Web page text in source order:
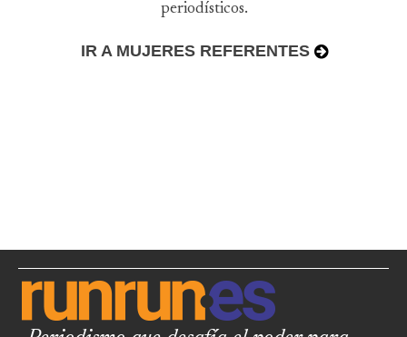
periodísticos.
IR A MUJERES REFERENTES